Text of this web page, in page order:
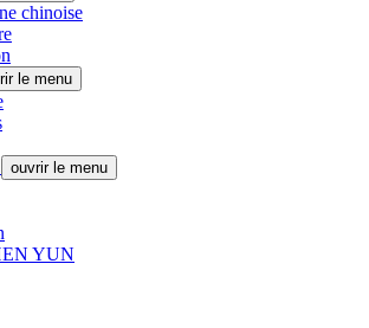
chinoise
le menu
ouvrir le menu
YUN